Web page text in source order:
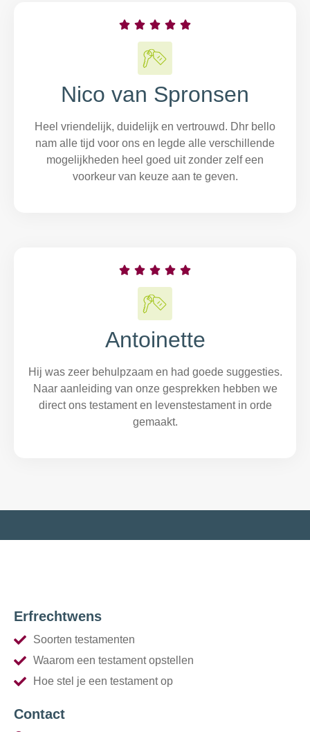
    
Nico van Spronsen
Heel vriendelijk, duidelijk en vertrouwd. Dhr bello
nam alle tijd voor ons en legde alle verschillende
mogelijkheden heel goed uit zonder zelf een
voorkeur van keuze aan te geven.
    
Antoinette
Hij was zeer behulpzaam en had goede suggesties.
Naar aanleiding van onze gesprekken hebben we
direct ons testament en levenstestament in orde
gemaakt.
Erfrechtwens
Soorten testamenten
Waarom een testament opstellen
Hoe stel je een testament op
Contact